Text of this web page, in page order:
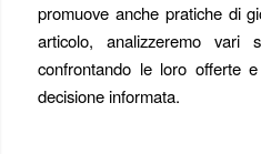
promuove anche pratiche di
articolo, analizzeremo
confrontando le loro offerte
decisione informata.